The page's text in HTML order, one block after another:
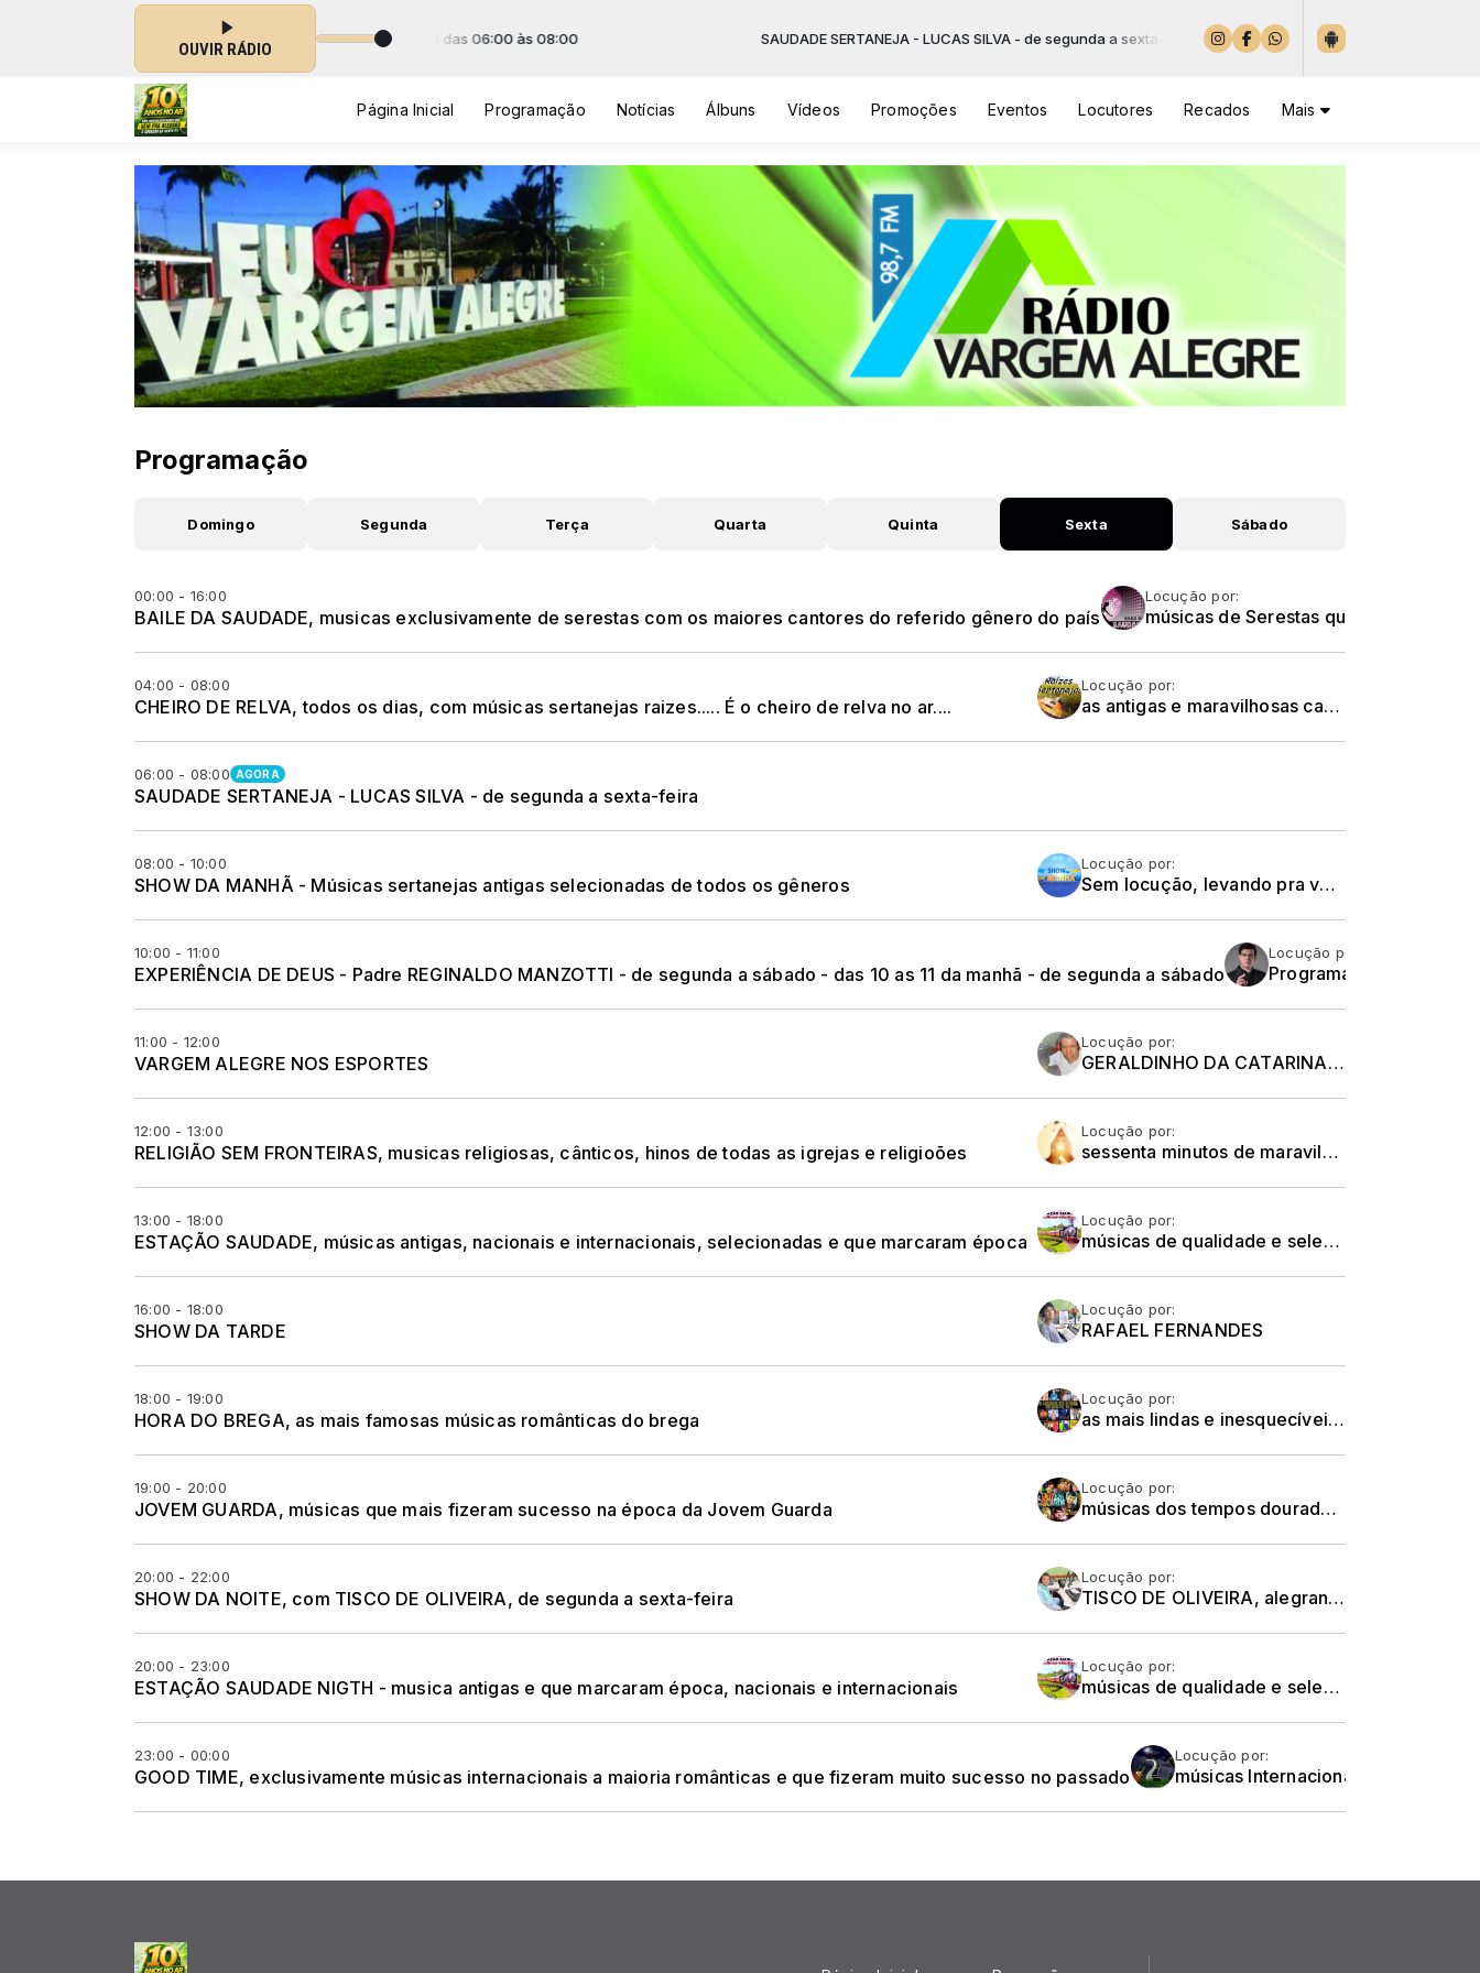
OUVIR RÁDIO
SERTANEJA - LUCAS SILVA - de segunda a sexta-feira das 06:00 às 08:00 SAUDADE SERTANEJA - LUCAS SILVA - de segunda a sexta-feira das 06:00 às 08:00
Página Inicial Programação Notícias Álbuns Vídeos Promoções Eventos Locutores Recados Mais
Programação
Domingo Segunda Terça Quarta Quinta Sexta Sábado
00:00 - 16:00
BAILE DA SAUDADE, musicas exclusivamente de serestas com os maiores cantores do referido gênero do país
Locução por:
04:00 - 08:00
CHEIRO DE RELVA, todos os dias, com músicas sertanejas raizes..... É o cheiro de relva no ar....
Locução por:
as antigas e maravilhosas canções Sertanejas Raízes. A genuína e verdadeira música Brasileira. Relembrando as coisas do sertão... O cheiro de relva no ar,
06:00 - 08:00 AGORA
SAUDADE SERTANEJA - LUCAS SILVA - de segunda a sexta-feira
08:00 - 10:00
SHOW DA MANHÃ - Músicas sertanejas antigas selecionadas de todos os gêneros
Locução por:
Sem locução, levando pra você uma seleção de músicas sertanejas românticas e variadas,
10:00 - 11:00
EXPERIÊNCIA DE DEUS - Padre REGINALDO MANZOTTI - de segunda a sábado - das 10 as 11 da manhã - de segunda a sábado
Locução por:
11:00 - 12:00
VARGEM ALEGRE NOS ESPORTES
Locução por:
GERALDINHO DA CATARINA - DE SEGUNDA A SÁBADO
12:00 - 13:00
RELIGIÃO SEM FRONTEIRAS, musicas religiosas, cânticos, hinos de todas as igrejas e religioões
Locução por:
sessenta minutos de maravilhosas canções religiosas de todos os tempos e todas as religiões.... Um momento de oração, meditação e reflexão em sua hora de almoço.
13:00 - 18:00
ESTAÇÃO SAUDADE, músicas antigas, nacionais e internacionais, selecionadas e que marcaram época
Locução por:
músicas de qualidade e selecionadas dos gêneros MPB, Jovem Guarda e Românticas Internacionais
16:00 - 18:00
SHOW DA TARDE
Locução por:
RAFAEL FERNANDES
18:00 - 19:00
HORA DO BREGA, as mais famosas músicas românticas do brega
Locução por:
as mais lindas e inesquecíveis canções do Brega... A simplicidade, o romantismo e a sofrência estão no ar.... De segunda a sexta-feira,
19:00 - 20:00
JOVEM GUARDA, músicas que mais fizeram sucesso na época da Jovem Guarda
Locução por:
músicas dos tempos dourados dos anos 60 e 70, com Roberto Carlos, Erasmo Carlos, Wanderléia, Jerry Adriany, Wanderley Cardoso e Cia Ltda, de segunda a Sexta-feira,
20:00 - 22:00
SHOW DA NOITE, com TISCO DE OLIVEIRA, de segunda a sexta-feira
Locução por:
TISCO DE OLIVEIRA, alegrando suas noites, de segunda a sexta-feira, atendendo ao seu pedido musical -
20:00 - 23:00
ESTAÇÃO SAUDADE NIGTH - musica antigas e que marcaram época, nacionais e internacionais
Locução por:
músicas de qualidade e selecionadas dos gêneros MPB, Jovem Guarda e Românticas Internacionais
23:00 - 00:00
GOOD TIME, exclusivamente músicas internacionais a maioria românticas e que fizeram muito sucesso no passado
Locução por: